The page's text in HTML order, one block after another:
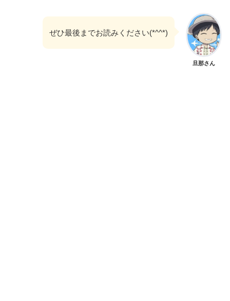
旦那さん
ぜひ最後までお読みください(*^^*)